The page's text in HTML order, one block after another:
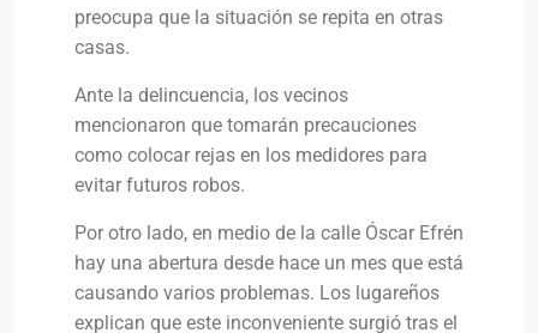
preocupa que la situación se repita en otras
casas.
Ante la delincuencia, los vecinos
mencionaron que tomarán precauciones
como colocar rejas en los medidores para
evitar futuros robos.
Por otro lado, en medio de la calle Óscar Efrén
hay una abertura desde hace un mes que está
causando varios problemas. Los lugareños
explican que este inconveniente surgió tras el